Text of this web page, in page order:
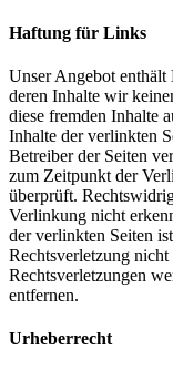
Haftung für Links
Unser Angebot
deren Inhalte wir
diese fremden Inhalte
Inhalte der verlinkten
Betreiber der Seiten
zum Zeitpunkt der
überprüft.
Verlinkung nicht
der verlinkten Seiten
Rechtsverletzung
Rechtsverletzungen
entfernen.
Urheberrecht